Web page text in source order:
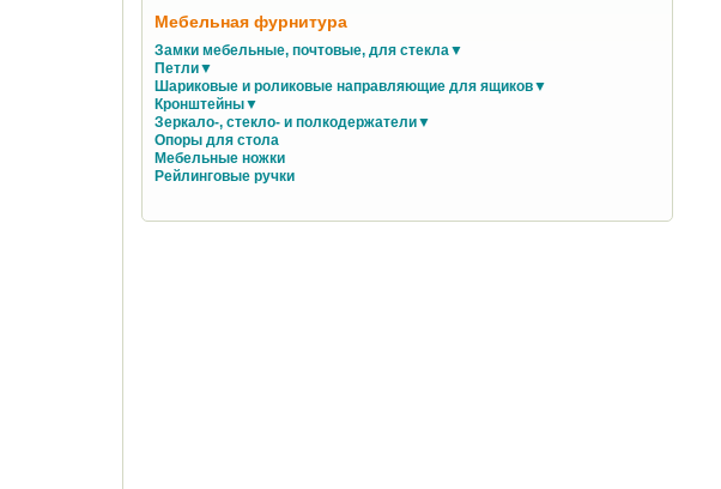
Мебельная фурнитура
Замки мебельные, почтовые, для стекла▼
Петли▼
Шариковые и роликовые направляющие для ящиков▼
Кронштейны▼
Зеркало-, стекло- и полкодержатели▼
Опоры для стола
Мебельные ножки
Рейлинговые ручки